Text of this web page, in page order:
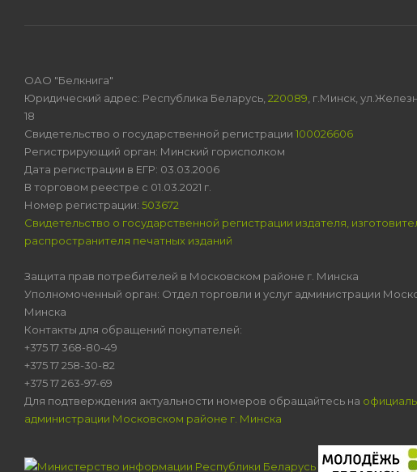
ОАО "Белкнига"
Юридический адрес: Республика Беларусь, 220089 , г.Минск,
18
Свидетельство о государственной регистрации 100026606
Регистрирующий орган: Минский горисполком
Дата регистрации в ЕГР: 03.03.2006
В торговом реестре с 01.03.2021 г.
Номер регистрации: 503672
Свидетельство о государственной регистрации издателя,
распространителя печатных изданий
Защита прав потребителей в Московском районе г. Минска
Уполномоченный орган: Отдел торговли и услуг администрации
Минска
Контакты для обращений покупателей:
+375 17 368-80-49
+375 17 258-30-82
+375 17 263-97-69
Для подтверждения актуальности номеров обращайтесь на
администрации Московском районе г. Минска